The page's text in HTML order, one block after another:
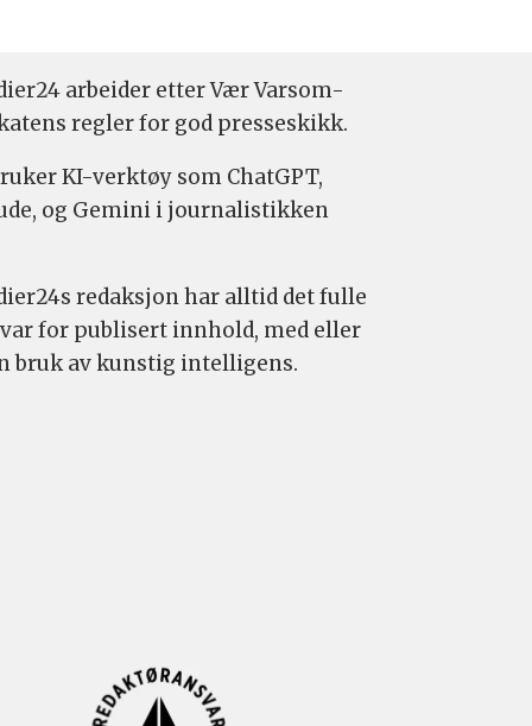
arbeider etter Vær Varsom-
regler for god presseskikk.
KI-verktøy som ChatGPT,
og Gemini i journalistikken
redaksjon har alltid det fulle
for publisert innhold, med eller
bruk av kunstig intelligens.